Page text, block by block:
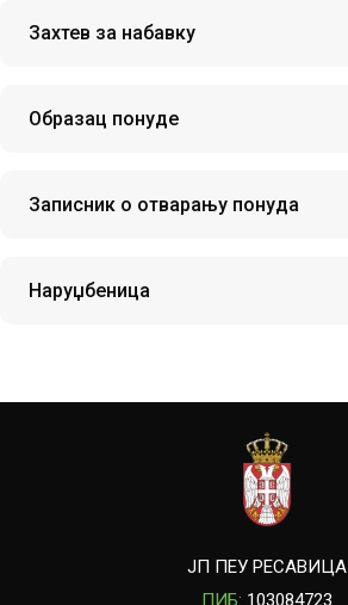
Захтев за набавку
Образац понуде
Записник о отварању понуда
Наруџбеница
ЈП ПЕУ РЕСАВИЦА
ПИБ: 103084723